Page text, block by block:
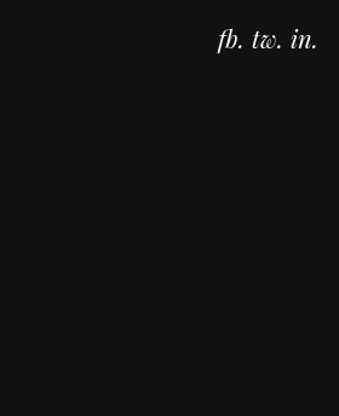
fb. tw. in.